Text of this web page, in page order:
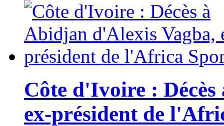
Côte d'Ivoire :
ex-président de